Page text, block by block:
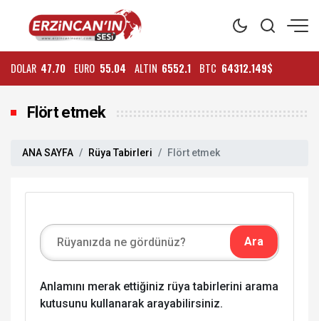
DOLAR 47.70 EURO 55.04 ALTIN 6552.1 BTC 64312.149$
Flört etmek
ANA SAYFA Rüya Tabirleri Flört etmek
Anlamını merak ettiğiniz rüya tabirlerini arama
kutusunu kullanarak arayabilirsiniz.